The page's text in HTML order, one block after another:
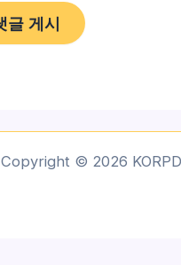
Copyright © 2026 KORPD